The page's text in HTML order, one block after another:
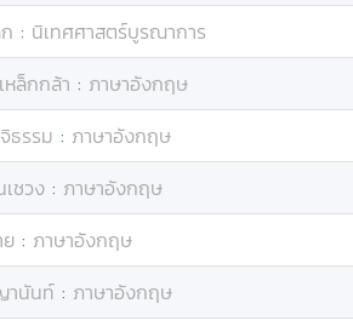
: นิเทศศาสตร์บูรณาการ
เหล็กกล้า : ภาษาอังกฤษ
ธรรม : ภาษาอังกฤษ
ชวง : ภาษาอังกฤษ
: ภาษาอังกฤษ
นันท์ : ภาษาอังกฤษ